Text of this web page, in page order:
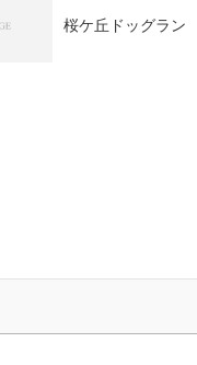
桜ケ丘ドッグラン